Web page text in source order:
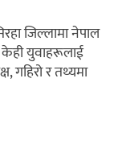
जिल्लामा नेपाल
युवाहरूलाई
गहिरो र तथ्यमा